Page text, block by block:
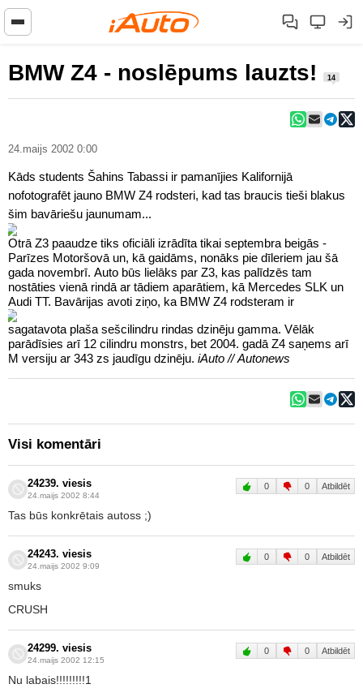
BMW Z4 - noslēpums lauzts! 14
24.maijs 2002 0:00
Kāds students Šahins Tabassi ir pamanījies Kalifornijā
nofotografēt jauno BMW Z4 rodsteri, kad tas braucis tieši blakus
šim bavāriešu jaunumam...
Otrā Z3 paaudze tiks oficiāli izrādīta tikai septembra beigās -
Parīzes Motoršovā un, kā gaidāms, nonāks pie dīleriem jau šā
gada novembrī. Auto būs lielāks par Z3, kas palīdzēs tam
nostāties vienā rindā ar tādiem aparātiem, kā Mercedes SLK un
Audi TT. Bavārijas avoti ziņo, ka BMW Z4 rodsteram ir
sagatavota plaša sešcilindru rindas dzinēju gamma. Vēlāk
parādīsies arī 12 cilindru monstrs, bet 2004. gadā Z4 saņems arī
M versiju ar 343 zs jaudīgu dzinēju. iAuto // Autonews
Visi komentāri
24239. viesis
24.maijs 2002 8:44
0 0 Atbildēt
Tas būs konkrētais autoss ;)
24243. viesis
24.maijs 2002 9:09
0 0 Atbildēt
smuks
CRUSH
24299. viesis
24.maijs 2002 12:15
0 0 Atbildēt
Nu labais!!!!!!!!!1